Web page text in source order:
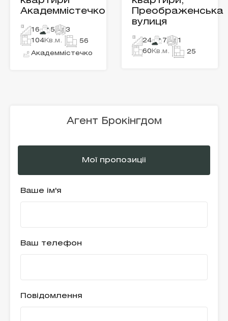
Академмістечко
16 5
3
104Кв.м. 56
Академмістечко
Преображенська
вулиця
24 7
1
60 Кв.м. 25
Агент Брокінгдом
Мої пропозиціі
Ваше ім'я
Ваш телефон
Повідомлення